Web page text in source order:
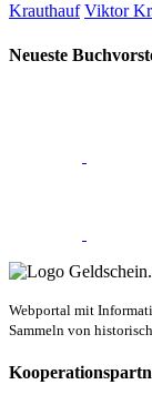
Krauthauf Viktor
Neueste
Webportal mit
Sammeln von